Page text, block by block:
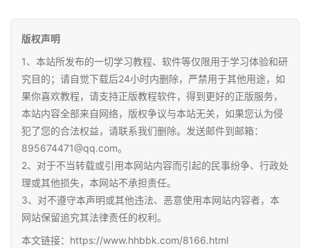
料
小
学
资
料
自
媒
体
资
登录 注册
版权声明
1、本站所发布的一切学习教程、软件等仅限用于学习体验和研
究目的；请自觉下载后24小时内删除，严禁用于其他用途，如
果你喜欢教程，请支持正版教程软件，得到更好的正版服务，
本站内容全部来自网络，版权争议与本站无关，如果您认为侵
犯了您的合法权益，请联系我们删除。发送邮件到邮箱：
895674471@qq.com。
2、对于不当转载或引用本网站内容而引起的民事纷争、行政处
理或其他损失，本网站不承担责任。
3、对不遵守本声明或其他违法、恶意使用本网站内容者，本
网站保留追究其法律责任的权利。
本文链接：https://www.hhbbk.com/8166.html